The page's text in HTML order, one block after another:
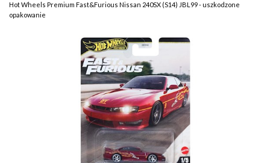
Hot Wheels Premium Fast&Furious Nissan 240SX (S14) JBL99 - uszkodzone
opakowanie